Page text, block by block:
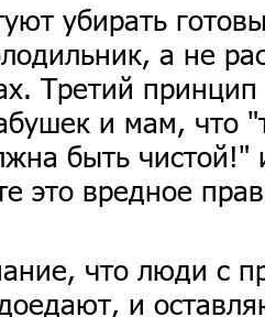
убирать
а не
Третий принцип
и мам, что
быть
это вредное
что люди с
и